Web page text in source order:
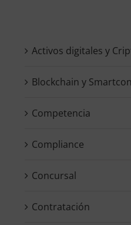
Activos digitales y
Blockchain y
Competencia
Compliance
Concursal
Contratación